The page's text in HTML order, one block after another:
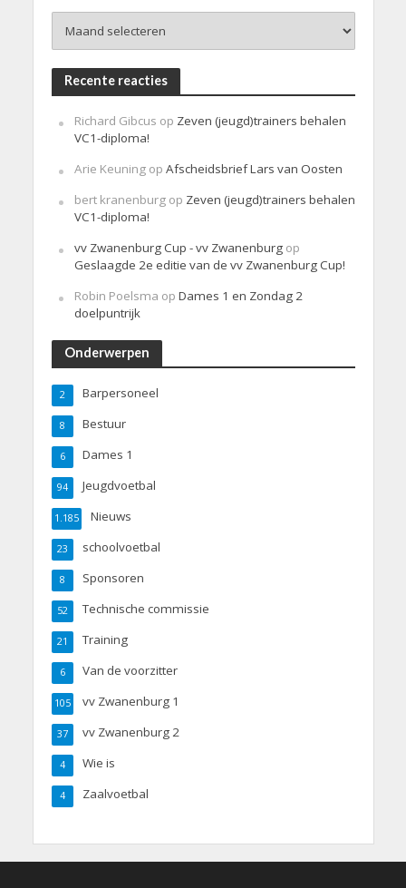
Recente reacties
Richard Gibcus op Zeven (jeugd)trainers behalen
VC1-diploma!
Arie Keuningop Afscheidsbrief Lars van Oosten
bert kranenburgop Zeven (jeugd)trainers behalen
VC1-diploma!
vv Zwanenburg Cup - vv Zwanenburgop
Geslaagde 2e editie van de vv Zwanenburg Cup!
Robin Poelsma op Dames 1 en Zondag 2
doelpuntrijk
Onderwerpen
Barpersoneel
2
Bestuur
8
Dames 1
6
Jeugdvoetbal
94
Nieuws
1.185
schoolvoetbal
23
Sponsoren
8
Technische commissie
52
Training
21
Van de voorzitter
6
vv Zwanenburg 1
105
vv Zwanenburg 2
37
Wie is
4
Zaalvoetbal
4